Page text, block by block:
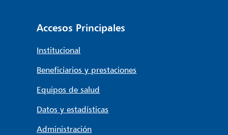
Accesos Principales
Institucional
Beneficiarios y prestaciones
Equipos de salud
Datos y estadísticas
Administración